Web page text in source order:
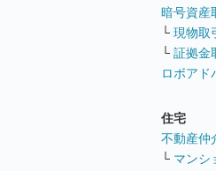
暗号資産
└ 現物取
└ 証拠金
ロボアド
住宅
不動産仲
└ マンシ